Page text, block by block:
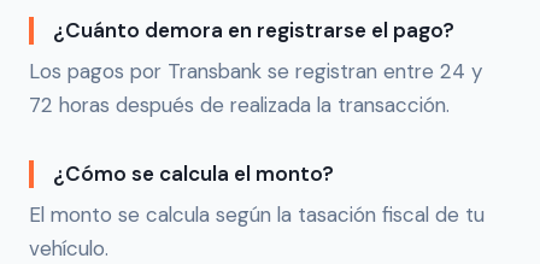
¿Cuánto demora en registrarse el pago?
Los pagos por Transbank se registran entre 24 y
72 horas después de realizada la transacción.
¿Cómo se calcula el monto?
El monto se calcula según la tasación fiscal de tu
vehículo.